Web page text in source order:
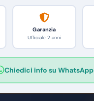
Garanzia
Ufficiale 2 anni
Chiedici info su WhatsApp